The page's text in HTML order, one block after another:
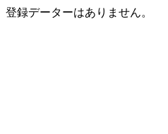
登録データーはありません。